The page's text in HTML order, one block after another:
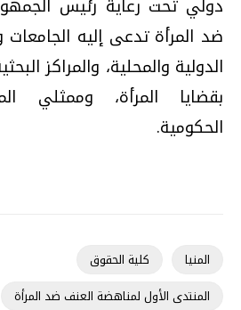
ضد المرأة تدعى إليه الجامعات
الدولية والمحلية، والمراكز
بقضايا المرأة، وممثلي
الحكومية.
المنيا
كلية الحقوق
المنتدى الأول لمناهضة العنف ضد المرأة